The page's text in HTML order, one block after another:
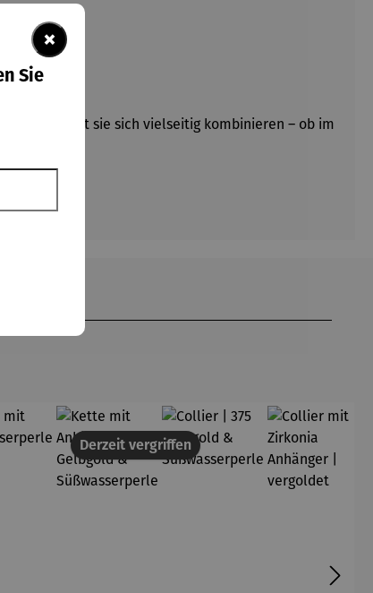
lässt sie sich vielseitig kombinieren – ob im
Derzeit vergriffen
×
Sie